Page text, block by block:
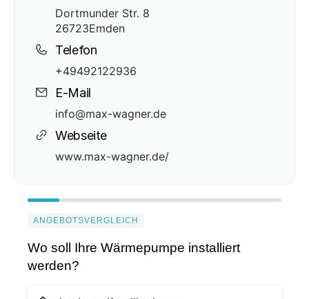
Dortmunder Str. 8
26723Emden
Telefon
+49492122936
E-Mail
info@max-wagner.de
Webseite
www.max-wagner.de/
ANGEBOTSVERGLEICH
Wo soll Ihre Wärmepumpe installiert
werden?